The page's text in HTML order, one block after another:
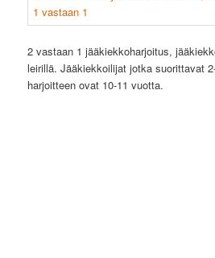
2 vastaan 1 jääkiekkoharjoitus,
leirillä. Jääkiekkoilijat jotka suorittavat
harjoitteen ovat 10-11 vuotta.